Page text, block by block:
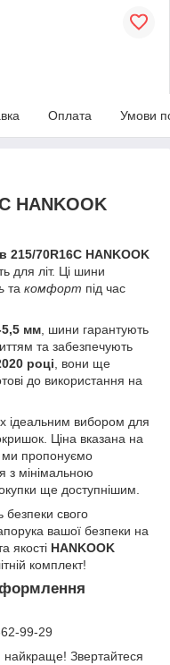
Оплата Умови
HANKOOK
215/70R16C HANKOOK
для літ. Ці шини
та комфорт під час
5,5 мм, шини гарантують
та забезпечують
році, вони ще
до використання на
ідеальним вибором для
Ціна вказана на
ми пропонуємо
з мінімальною
ще доступнішим.
безпеки свого
вашої безпеки на
якості HANKOOK
комплект!
99-29
Звертайтеся